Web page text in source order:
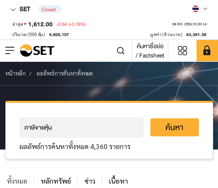
SET Closed
ล่าสุด 1,612.00 -2.64 (-0.16%) 08 ส.ค. 2569 03:20:14
ปริมาณ ('000 หุ้น) 9,800,107 มูลค่า (ล้านบาท) 63,391.38
ค้นหาชื่อย่อ
/ Factsheet
หน้าหลัก ผลลัพธ์การค้นหาทั้งหมด
ค้นหา
ผลลัพธ์การค้นหาทั้งหมด 4,360 รายการ
ทั้งหมด หลักทรัพย์ ข่าว เนื้อหา